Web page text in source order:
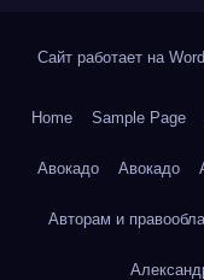
Сайт работает на
Home Sample Page
Авокадо Авокадо
Авторам и